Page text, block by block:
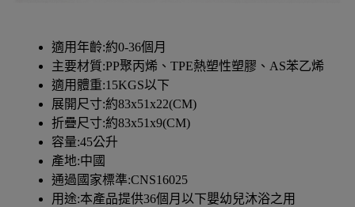
適用年齡:約0-36個月
主要材質:PP聚丙烯、TPE熱塑性塑膠、AS苯乙烯
適用體重:15KGS以下
展開尺寸:約83x51x22(CM)
折疊尺寸:約83x51x9(CM)
容量:45公升
產地:中國
通過國家標準:CNS16025
用途:本產品提供36個月以下嬰幼兒沐浴之用